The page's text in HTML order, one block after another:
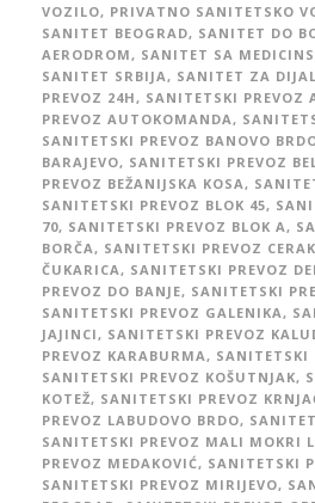
VOZILO, PRIVATNO SANITETSKO
SANITET BEOGRAD, SANITET DO
AERODROM , SANITET SA
SANITET SRBIJA , SANITET ZA
PREVOZ 24H , SANITETSKI PREVOZ
PREVOZ AUTOKOMANDA ,
SANITETSKI PREVOZ BANOVO
BARAJEVO, SANITETSKI PREVOZ
PREVOZ BEŽANIJSKA KOSA ,
SANITETSKI PREVOZ BLOK 45,
70, SANITETSKI PREVOZ BLOK A ,
BORČA , SANITETSKI PREVOZ CERAK
ČUKARICA , SANITETSKI PREVOZ
PREVOZ DO BANJE, SANITETSKI
SANITETSKI PREVOZ GALENIKA ,
JAJINCI , SANITETSKI PREVOZ
PREVOZ KARABURMA , SANITETSKI
SANITETSKI PREVOZ KOŠUTNJAK,
KOTEŽ, SANITETSKI PREVOZ
PREVOZ LABUDOVO BRDO,
SANITETSKI PREVOZ MALI MOKRI
PREVOZ MEDAKOVIĆ, SANITETSKI
SANITETSKI PREVOZ MIRIJEVO,